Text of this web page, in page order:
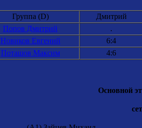
Группа (D)
Дмитрий
Попов Дмитрий
.
Новиков Евгений
6:4
Поташов Максим
4:6
Основной